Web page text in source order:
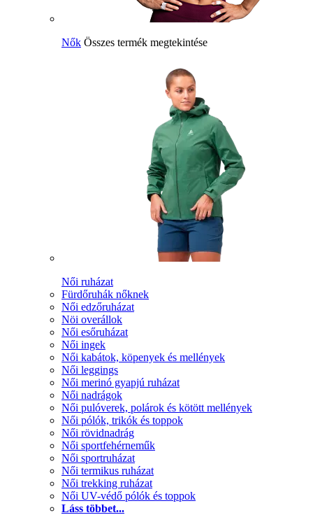
Nők Összes termék megtekintése
Női ruházat
Fürdőruhák nőknek
Női edzőruházat
Nöi overállok
Női esőruházat
Női ingek
Női kabátok, köpenyek és mellények
Női leggings
Női merinó gyapjú ruházat
Női nadrágok
Női pulóverek, polárok és kötött mellények
Női pólók, trikók és toppok
Női rövidnadrág
Női sportfehérneműk
Női sportruházat
Női termikus ruházat
Női trekking ruházat
Női UV-védő pólók és toppok
Láss többet...